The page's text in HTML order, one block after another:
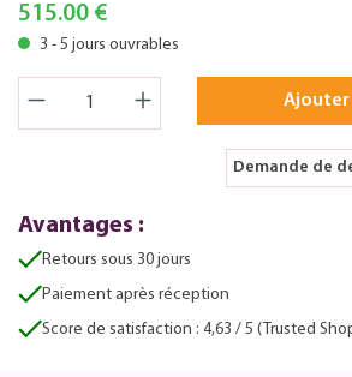
515.00 €
3 - 5 jours ouvrables
Ajouter
Demande de
Avantages :
Retours sous 30 jours
Paiement après réception
Score de satisfaction : 4,63 / 5 (Trusted